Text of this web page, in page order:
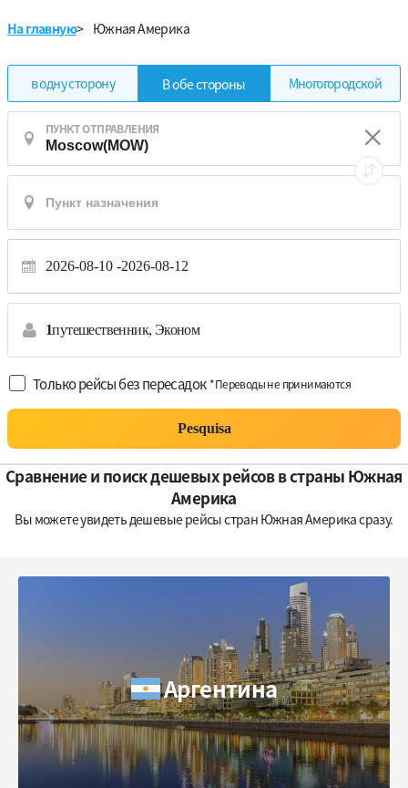
На главную> Южная Америка
в одну сторону В обе стороны Многогородской
ПУНКТ ОТПРАВЛЕНИЯ
2026-08-10 2026-08-12
1путешественник, Эконом
Только рейсы без пересадок *Переводы не принимаются
Pesquisa
Сравнение и поиск дешевых рейсов в страны Южная
Америка
Вы можете увидеть дешевые рейсы стран Южная Америка сразу.
Аргентина